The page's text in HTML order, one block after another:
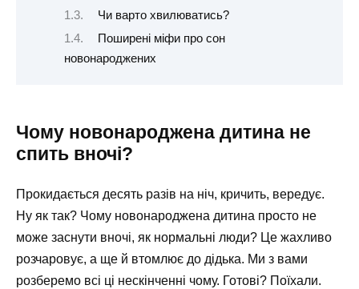
Чи варто хвилюватись?
Поширені міфи про сон
новонароджених
Чому новонароджена дитина не
спить вночі?
Прокидається десять разів на ніч, кричить, вередує.
Ну як так? Чому новонароджена дитина просто не
може заснути вночі, як нормальні люди? Це жахливо
розчаровує, а ще й втомлює до дідька. Ми з вами
розберемо всі ці нескінченні чому. Готові? Поїхали.